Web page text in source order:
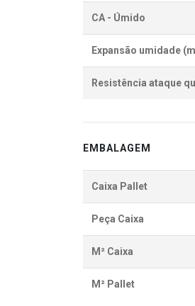
CA - Úmido
Expansão umidade
Resistência ataque
EMBALAGEM
Caixa Pallet
Peça Caixa
M² Caixa
M² Pallet